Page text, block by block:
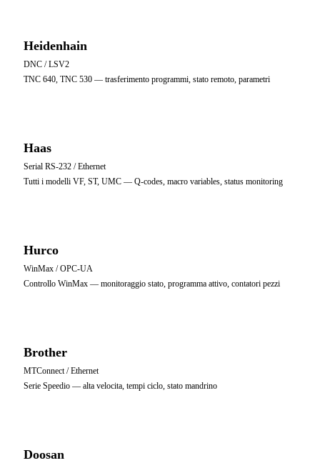
Heidenhain
DNC / LSV2
TNC 640, TNC 530 — trasferimento programmi, stato remoto, parametri
Haas
Serial RS-232 / Ethernet
Tutti i modelli VF, ST, UMC — Q-codes, macro variables, status monitoring
Hurco
WinMax / OPC-UA
Controllo WinMax — monitoraggio stato, programma attivo, contatori pezzi
Brother
MTConnect / Ethernet
Serie Speedio — alta velocita, tempi ciclo, stato mandrino
Doosan